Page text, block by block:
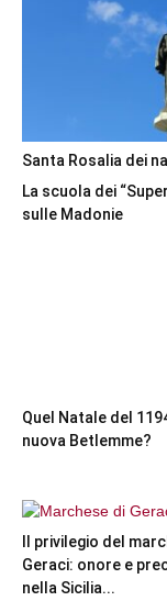
Santa Rosalia dei
La scuola dei
sulle Madonie
Quel Natale del
nuova Betlemme?
Il privilegio del
Geraci: onore e
nella Sicilia...